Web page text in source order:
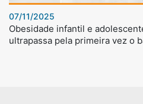
07/11/2025
Obesidade infantil e
ultrapassa pela primeira vez o